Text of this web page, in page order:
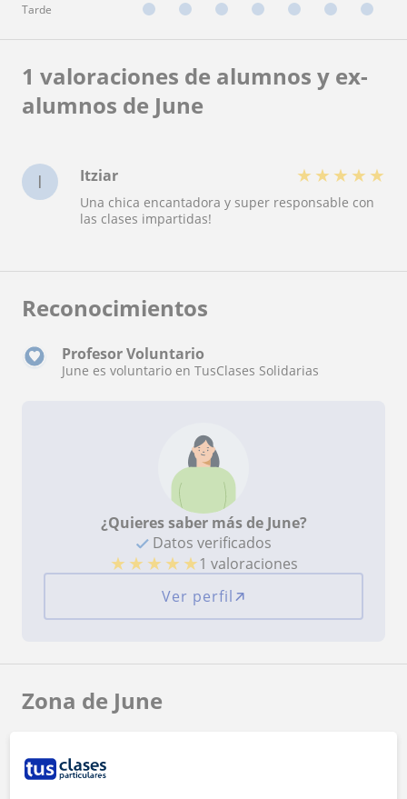
Tarde
1 valoraciones de alumnos y ex-
alumnos de June
I Itziar ★ ★ ★ ★ ★
Una chica encantadora y super responsable con
las clases impartidas!
Reconocimientos
Profesor Voluntario
June es voluntario en TusClases Solidarias
¿Quieres saber más de June?
Datos verificados
★ ★ ★ ★ ★1 valoraciones
Ver perfil
Zona de June
Vitoria-Gasteiz